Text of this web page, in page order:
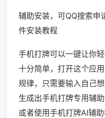
辅助安装，可QQ搜索
件安装教程
手机打牌可以一键让你
十分简单，打开这个应
规律，只需要输入自己
生成出手机打牌专用辅
或者使用手机打牌AI辅助